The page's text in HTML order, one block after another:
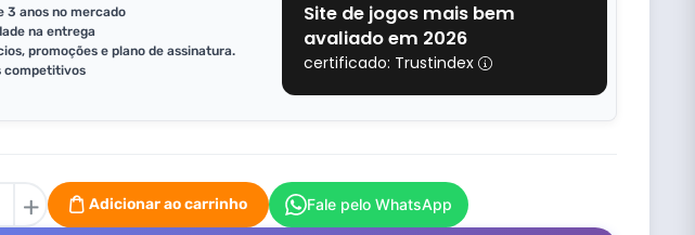
3 anos no mercado
na entrega
promoções e plano de assinatura.
competitivos
Site de jogos mais bem
avaliado em 2026
certificado: Trustindex
+ Adicionar ao carrinho Fale pelo WhatsApp